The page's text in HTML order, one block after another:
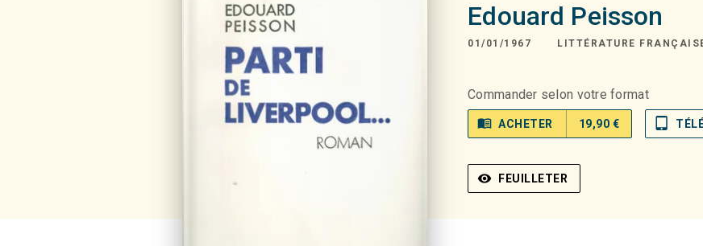
Edouard Peisson
01/01/1967 LITTÉRATURE
Commander selon votre format
menu_book ACHETER 19,90 € tablet_mac
visibility FEUILLETER